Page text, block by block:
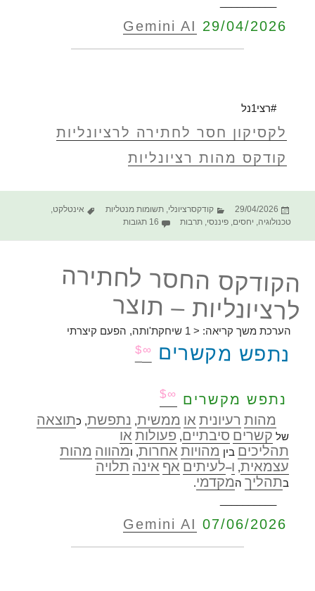
Gemini AI 29/04/2026
#רצי1נל
לקסיקון חסר לחתירה לרציונליות
קודקס מהות רציונליות
פורסם
בתאריך
29/04/2026 קטגוריות
קודקסרציונלי,תשומות מנטליות תגיות
אינטלקט,
טכנולוגיה, יחסים,פיננסי,תרבות 16 תגובות על הקודקס החסר לחתירה
הקודקס החסר לחתירה
לרציונליות – תוצר
הערכת משך קריאה: < 1 שיחקת'ותה, הפעם קיצרתי
נתפש מקשרים ∞$
נתפש מקשרים ∞$
מהות רעיונית או ממשית, נתפשת, כתוצאה
של קשרים סיבתיים, פעולות או
תהליכים בין מהויות אחרות, ומהווה מהות
עצמאית, ו–לעיתים אף אינה תלויה
בתהליך המקדמי.
Gemini AI 07/06/2026